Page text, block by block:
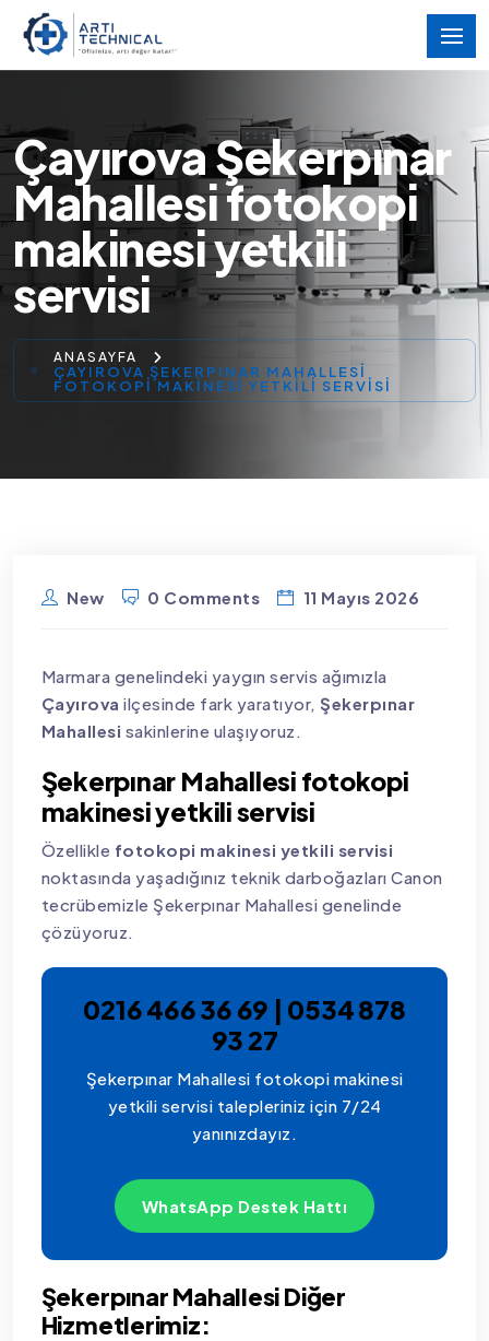
Çayırova Şekerpınar
Mahallesi fotokopi
makinesi yetkili
servisi
ANASAYFA
ÇAYIROVA ŞEKERPINAR MAHALLESI
FOTOKOPI MAKINESI YETKILI SERVISI
New 0 Comments 11 Mayıs 2026
Marmara genelindeki yaygın servis ağımızla
Çayırova ilçesinde fark yaratıyor,Şekerpınar
Mahallesi sakinlerine ulaşıyoruz.
Şekerpınar Mahallesi fotokopi
makinesi yetkili servisi
Özellikle fotokopi makinesi yetkili servisi
noktasında yaşadığınız teknik darboğazları Canon
tecrübemizle Şekerpınar Mahallesi genelinde
çözüyoruz.
0216 466 36 69 | 0534 878
93 27
Şekerpınar Mahallesi fotokopi makinesi
yetkili servisi talepleriniz için 7/24
yanınızdayız.
WhatsApp Destek Hattı
Şekerpınar Mahallesi Diğer
Hizmetlerimiz: